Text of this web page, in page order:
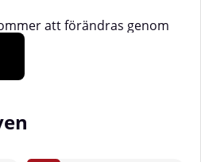
att förändras genom
är två variabler som
nivåerna i kroppen.
1 rågad tesked)
ta flera portioner om